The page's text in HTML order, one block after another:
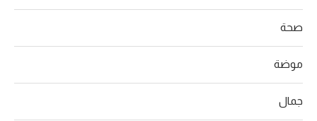
صحة
موضة
جمال